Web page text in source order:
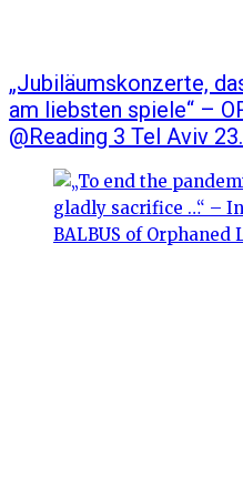
„Jubiläumskonzerte,
am liebsten spiele“ –
@Reading 3 Tel Aviv